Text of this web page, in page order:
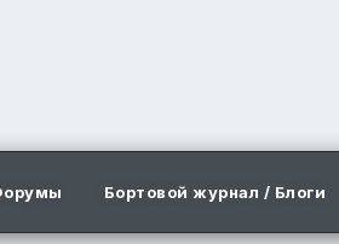
Бортовой журнал / Блоги